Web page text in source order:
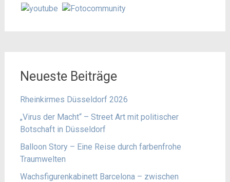
Neueste Beiträge
Rheinkirmes Düsseldorf 2026
„Virus der Macht“ – Street Art mit politischer
Botschaft in Düsseldorf
Balloon Story – Eine Reise durch farbenfrohe
Traumwelten
Wachsfigurenkabinett Barcelona – zwischen